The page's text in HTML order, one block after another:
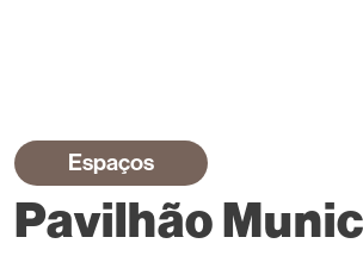
Espaços
Pavilhão